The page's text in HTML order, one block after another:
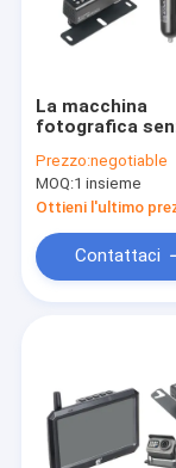
La macchina
fotografica
veicolo di 300m
984ft
ricevitore di
Prezzo:negotiable
MOQ:1 insieme
Ottieni l'ultimo
Contattaci